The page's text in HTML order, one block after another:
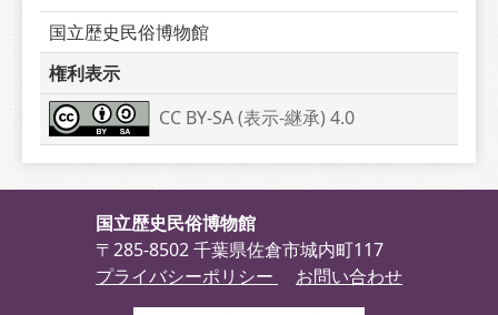
国立歴史民俗博物館
権利表示
CC BY-SA (表示-継承) 4.0
国立歴史民俗博物館
〒285-8502 千葉県佐倉市城内町117
プライバシーポリシー
お問い合わせ